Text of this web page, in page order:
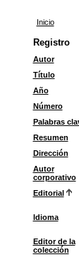
Inicio
Registro
Autor
Título
Año
Número
Palabras
Resumen
Dirección
Autor
corporativo
Editorial
Idioma
Editor de la
colección